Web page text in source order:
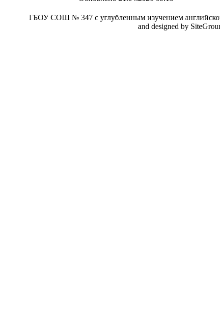
ГБОУ СОШ № 347 с углубленным изучением
and designed by